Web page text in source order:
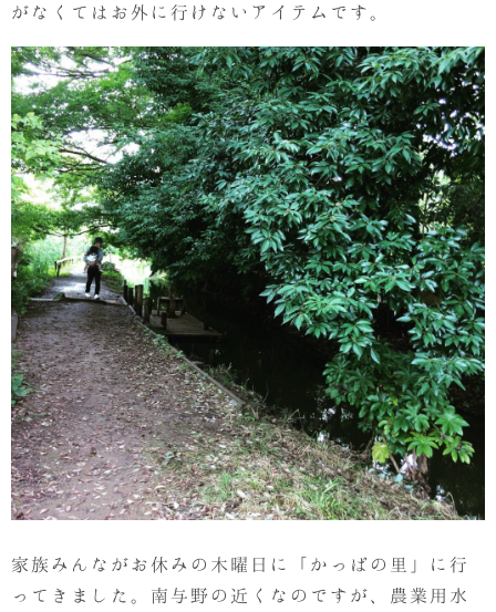
がなくてはお外に行けないアイテムです。
家族みんながお休みの木曜日に「かっぱの里」に行
ってきました。南与野の近くなのですが、農業用水